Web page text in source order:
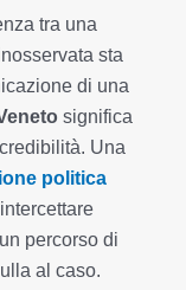
tra una
sta
di una
significa
Una
politica
percorso di
al caso.